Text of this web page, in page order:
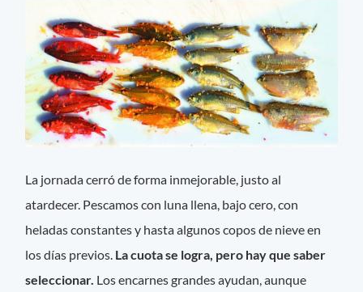
La jornada cerró de forma inmejorable, justo al
atardecer. Pescamos con luna llena, bajo cero, con
heladas constantes y hasta algunos copos de nieve en
los días previos. La cuota se logra, pero hay que saber
seleccionar. Los encarnes grandes ayudan, aunque